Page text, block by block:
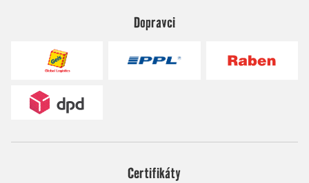
Dopravci
Certifikáty